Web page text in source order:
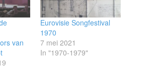
van
Eurovisie Songfestival
1970
7 mei 2021
In "1970-1979"